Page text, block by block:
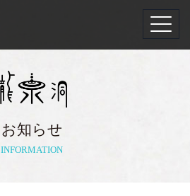
お知らせ
INFORMATION